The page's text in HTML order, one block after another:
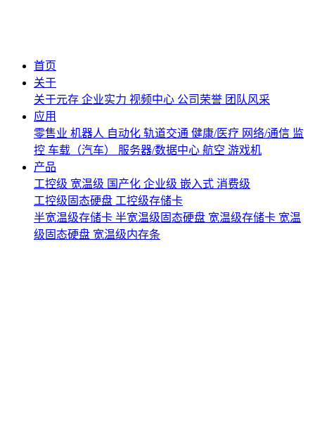
首页
关于
关于元存 企业实力 视频中心 公司荣誉 团队风采
应用
零售业 机器人 自动化 轨道交通 健康/医疗 网络/通信 监
控 车载（汽车） 服务器/数据中心 航空 游戏机
产品
工控级 宽温级 国产化 企业级 嵌入式 消费级
工控级固态硬盘 工控级存储卡
半宽温级存储卡 半宽温级固态硬盘 宽温级存储卡 宽温
级固态硬盘 宽温级内存条